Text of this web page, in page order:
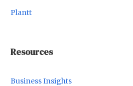
Plantt
Resources
Business Insights